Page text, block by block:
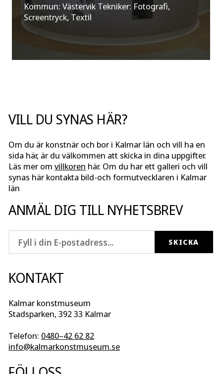
Kommun: Västervik Tekniker: Fotografi,
Screentryck, Textil
VILL DU SYNAS HÄR?
Om du är konstnär och bor i Kalmar län och vill ha en
sida här, är du välkommen att skicka in dina uppgifter.
Läs mer om villkoren här. Om du har ett galleri och vill
synas här kontakta bild-och formutvecklaren i Kalmar
län
ANMÄL DIG TILL NYHETSBREV
KONTAKT
Kalmar konstmuseum
Stadsparken, 392 33 Kalmar
Telefon: 0480–42 62 82
info@kalmarkonstmuseum.se